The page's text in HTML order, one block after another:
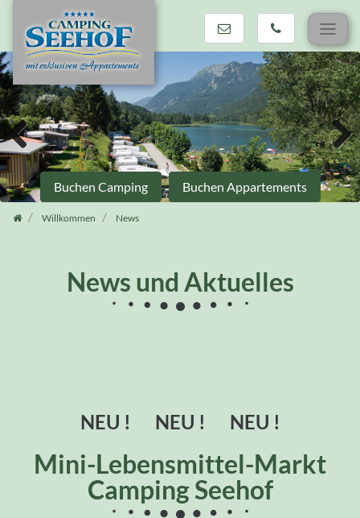
Zum
Inhalt
springen
Previous
Next
Buchen Camping
Buchen Appartements
Willkommen News
News und Aktuelles
NEU ! NEU ! NEU !
Mini-Lebensmittel-Markt
Camping Seehof